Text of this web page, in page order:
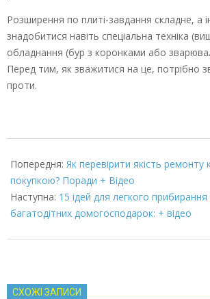
Розширення по плиті-завдання складне, а
знадобитися навіть спеціальна техніка
обладнання (бур з коронками або
Перед тим, як зважитися на це, потрібно
проти.
03-
08
Попередня: Як перевірити якість ремонту
покупкою? Поради + Відео
Наступна: 15 ідей для легкого прибирання
багатодітних домогосподарок: + відео
СХОЖІ ЗАПИСИ